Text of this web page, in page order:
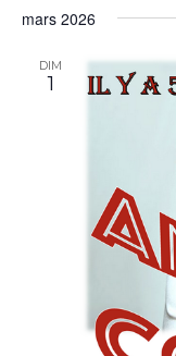
mars 2026
DIM
1